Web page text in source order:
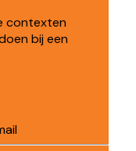
contexten
bij een